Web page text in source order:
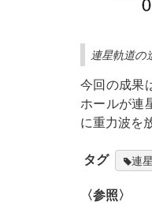
連星軌道
今回の成果
ホールが連
に重力波を
タグ 連星
〈参照〉